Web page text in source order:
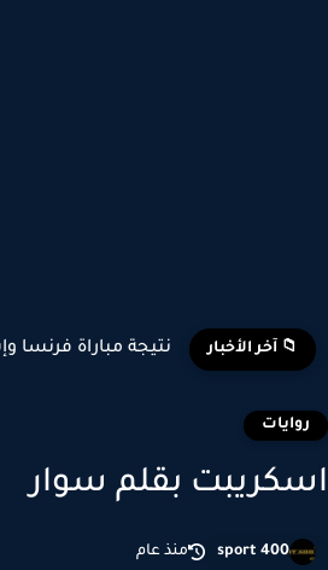
📁 آخر الأخبار
بقلم سوار
sport 400 منذ عام